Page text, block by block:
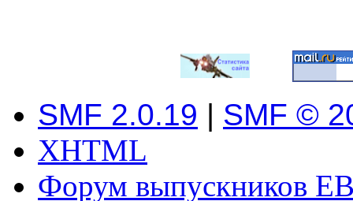
SMF 2.0.19 | SMF ©
XHTML
Форум выпускников